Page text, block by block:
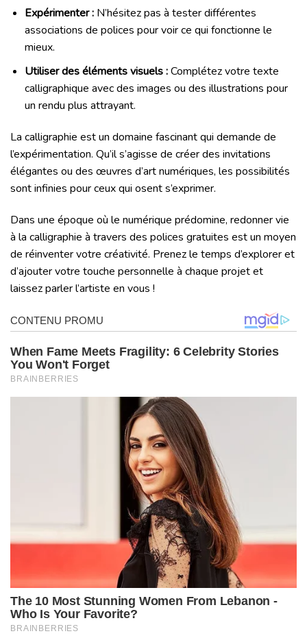
Expérimenter :N’hésitez pas à tester différentes
associations de polices pour voir ce qui fonctionne le
mieux.
Utiliser des éléments visuels :Complétez votre texte
calligraphique avec des images ou des illustrations pour
un rendu plus attrayant.
La calligraphie est un domaine fascinant qui demande de
l’expérimentation. Qu’il s’agisse de créer des invitations
élégantes ou des œuvres d’art numériques, les possibilités
sont infinies pour ceux qui osent s’exprimer.
Dans une époque où le numérique prédomine, redonner vie
à la calligraphie à travers des polices gratuites est un moyen
de réinventer votre créativité. Prenez le temps d’explorer et
d’ajouter votre touche personnelle à chaque projet et
laissez parler l’artiste en vous !